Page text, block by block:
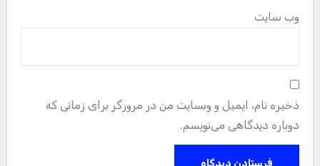
وب‌ سایت
ذخیره نام، ایمیل و وبسایت من در مرورگر برای زمانی که
دوباره دیدگاهی می‌نویسم.